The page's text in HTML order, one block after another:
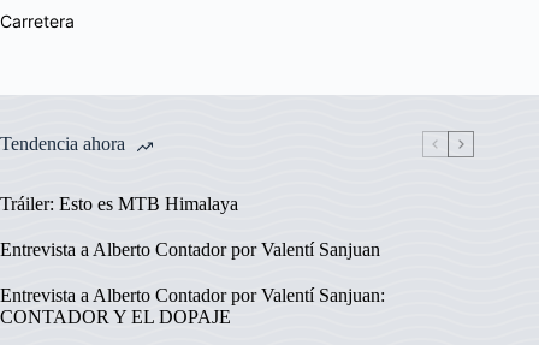
Carretera
Tendencia ahora
Tráiler: Esto es MTB Himalaya
Entrevista a Alberto Contador por Valentí Sanjuan
Entrevista a Alberto Contador por Valentí Sanjuan:
CONTADOR Y EL DOPAJE